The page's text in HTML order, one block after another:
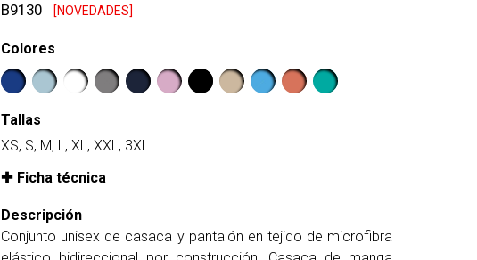
B9130 [NOVEDADES]
Colores
Tallas
XS, S, M, L, XL, XXL, 3XL
Ficha técnica
Descripción
Conjunto unisex de casaca y pantalón en tejido de microfibra